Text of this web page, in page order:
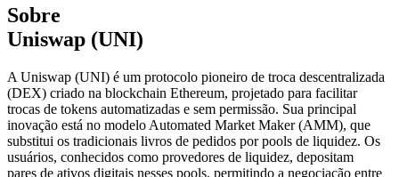
Sobre
Uniswap (UNI)
A Uniswap (UNI) é um protocolo pioneiro de troca descentralizada
(DEX) criado na blockchain Ethereum, projetado para facilitar
trocas de tokens automatizadas e sem permissão. Sua principal
inovação está no modelo Automated Market Maker (AMM), que
substitui os tradicionais livros de pedidos por pools de liquidez. Os
usuários, conhecidos como provedores de liquidez, depositam
pares de ativos digitais nesses pools, permitindo a negociação entre